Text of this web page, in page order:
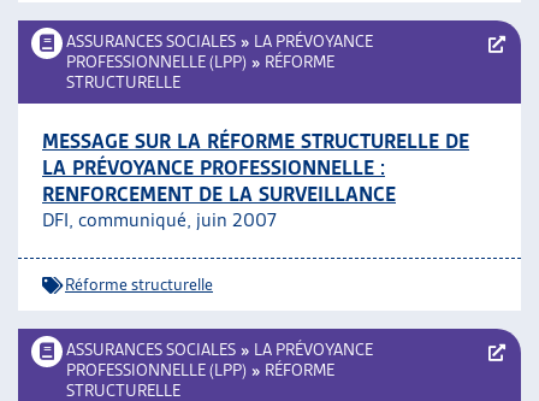
ASSURANCES SOCIALES » LA PRÉVOYANCE
PROFESSIONNELLE (LPP) » RÉFORME
STRUCTURELLE
MESSAGE SUR LA RÉFORME STRUCTURELLE DE
LA PRÉVOYANCE PROFESSIONNELLE :
RENFORCEMENT DE LA SURVEILLANCE
DFI, communiqué, juin 2007
Réforme structurelle
ASSURANCES SOCIALES » LA PRÉVOYANCE
PROFESSIONNELLE (LPP) » RÉFORME
STRUCTURELLE